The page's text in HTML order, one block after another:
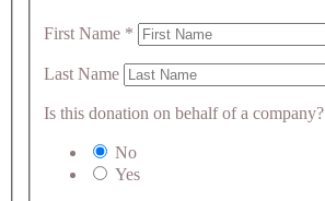
First Name *
Last Name
Is this donation on behalf of a company?
No
Yes